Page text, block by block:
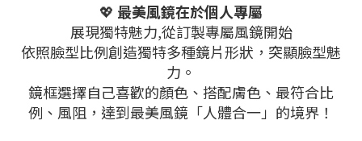
💖 最美風鏡在於個人專屬
展現獨特魅力,從訂製專屬風鏡開始
依照臉型比例創造獨特多種鏡片形狀，突顯臉型魅
力。
鏡框選擇自己喜歡的顏色、搭配膚色、最符合比
例、風阻，達到最美風鏡「人體合一」的境界！